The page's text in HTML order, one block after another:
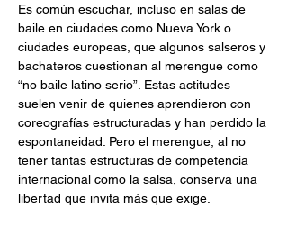
Es común escuchar, incluso en salas de
baile en ciudades como Nueva York o
ciudades europeas, que algunos salseros y
bachateros cuestionan al merengue como
“no baile latino serio”. Estas actitudes
suelen venir de quienes aprendieron con
coreografías estructuradas y han perdido la
espontaneidad. Pero el merengue, al no
tener tantas estructuras de competencia
internacional como la salsa, conserva una
libertad que invita más que exige.